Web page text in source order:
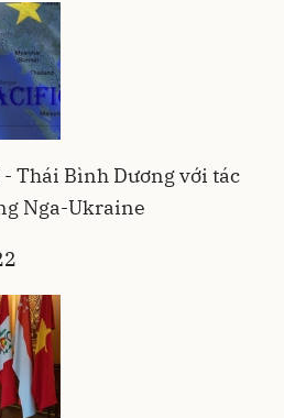
Thái Bình Dương với tác
Nga-Ukraine